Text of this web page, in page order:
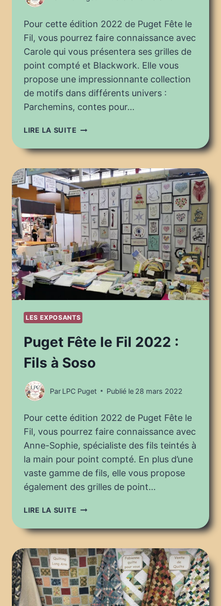
Pour cette édition 2022 de Puget Fête le
Fil, vous pourrez faire connaissance avec
Carole qui vous présentera ses grilles de
point compté et Blackwork. Elle vous
propose une impressionnante collection
de motifs dans différents univers :
Parchemins, contes pour…
LIRE LA SUITE PUGET
LE
2022
:
JOLI
TAMBOUR
CRÉATION
LES EXPOSANTS
Puget Fête le Fil 2022 :
Fils à Soso
Par LPC Puget Publié le 28 mars 2022
Pour cette édition 2022 de Puget Fête le
Fil, vous pourrez faire connaissance avec
Anne-Sophie, spécialiste des fils teintés à
la main pour point compté. En plus d’une
vaste gamme de fils, elle vous propose
également des grilles de point…
LIRE LA SUITE PUGET
LE
2022
:
FILS
À
SOSO